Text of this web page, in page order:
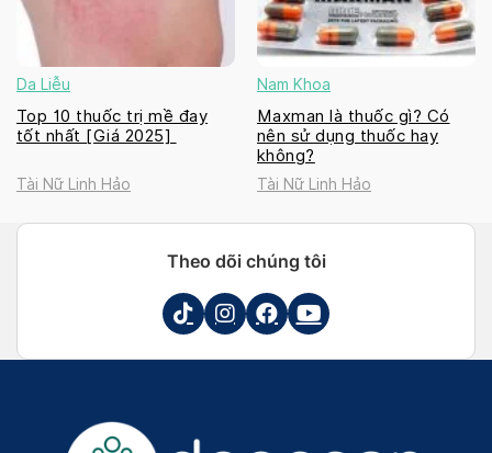
Da Liễu
Top 10 thuốc trị mề đay
tốt nhất [Giá 2025]
Tài Nữ Linh Hảo
Nam Khoa
Maxman là thuốc gì? Có
nên sử dụng thuốc hay
không?
Tài Nữ Linh Hảo
Theo dõi chúng tôi